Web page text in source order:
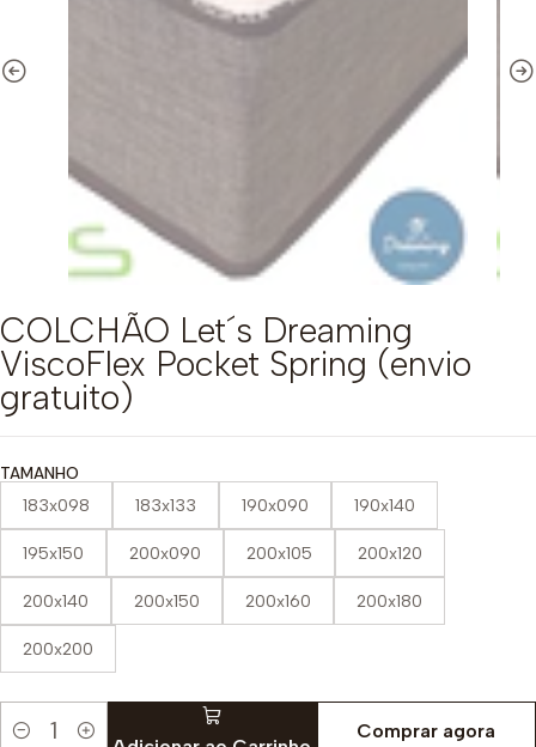
COLCHÃO Let´s Dreaming
ViscoFlex Pocket Spring (envio
gratuito)
TAMANHO
183x098 183x133 190x090 190x140
195x150 200x090 200x105 200x120
200x140 200x150 200x160 200x180
200x200
Comprar agora